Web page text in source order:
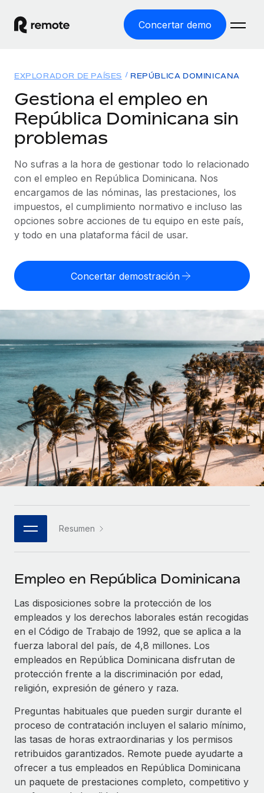
Concertar demo
EMPLEO GLOBAL
Nómina global
legalidad.
Employer of Record
Expándete en todo el mundo sin gastar en entidades.
Contractor of Record
cumpliendo la normativa.
Contractor Management
INFRAESTRUCTURA
Conexión Remote
Integra los RR. HH. en tus flujos de trabajo sin
complicaciones.
Plataforma
Funciones esenciales de RR. HH. integradas para tu
equipo.
mediante nuestro MCP.
Integraciones
esenciales.
SERVICIOS
Pregunta a un experto
Obtén ayuda de gente experta en RR. HH. globales
y cumplimiento normativo.
Comprobaciones de antecedentes
Simplifica los procesos de cribado de candidatos.
Cumplimiento normativo
Adelántate a los riesgos de cumplimiento
normativo.
Gestión de dispositivos
Soluciones
Explorador de países
Consulta el soporte del empleo global según el país.
Explorador estatal de EE. UU.
Simplifica la contratación en todos los estados de EE.
UU.
Comparador de Remote
Compáranos con otras empresas.
ETAPAS DE CRECIMIENTO
Soluciones ágiles de RR. HH. globales y nóminas para
empresas en crecimiento.
Mediana empresa
Amplía tu equipo con soluciones de RR. HH.
personalizadas.
Empresa
RR. HH. globales para grandes empresas.
ASOCIARSE
Socios tecnológicos estratégicos
Descubre oportunidades de colaborar con nosotros.
Remote Build
Próximamente
Consultoría de integraciones y automatización con IA.
CASOS PRÁCTICOS
Recursos
HERRAMIENTAS Y CALCULADORAS
Calculadora del riesgo de clasificación errónea
Consulta el riesgo de clasificación errónea por país.
Calculadora del coste por empleado
cualquier país.
APRENDIZAJE CON REMOTE
Guías y recursos
Casos prácticos
Glosario de RR. HH.
Listas de verificación y plantillas
Biblioteca de descripciones de puestos
Eventos
Sala de prensa
Obtén ayuda
Consulta todos los recursos
BLOG
EOR y PEO
Contractor Management
Impuestos
Precios
Español
English
Nederlands
Français
Deutsch
Español
Italiano
Português (Portugal)
日本語
한국어
中文（简体）
Iniciar sesión
EXPLORADOR DE PAÍSES REPÚBLICA DOMINICANA
Gestiona el empleo en
República Dominicana sin
problemas
No sufras a la hora de gestionar todo lo relacionado
con el empleo en República Dominicana. Nos
encargamos de las nóminas, las prestaciones, los
impuestos, el cumplimiento normativo e incluso las
opciones sobre acciones de tu equipo en este país,
y todo en una plataforma fácil de usar.
Concertar demostración
Resumen
Empleo en República Dominicana
Las disposiciones sobre la protección de los
empleados y los derechos laborales están recogidas
en el Código de Trabajo de 1992, que se aplica a la
fuerza laboral del país, de 4,8 millones. Los
empleados en República Dominicana disfrutan de
protección frente a la discriminación por edad,
religión, expresión de género y raza.
Preguntas habituales que pueden surgir durante el
proceso de contratación incluyen el salario mínimo,
las tasas de horas extraordinarias y los permisos
retribuidos garantizados. Remote puede ayudarte a
ofrecer a tus empleados en República Dominicana
un paquete de prestaciones completo, competitivo y